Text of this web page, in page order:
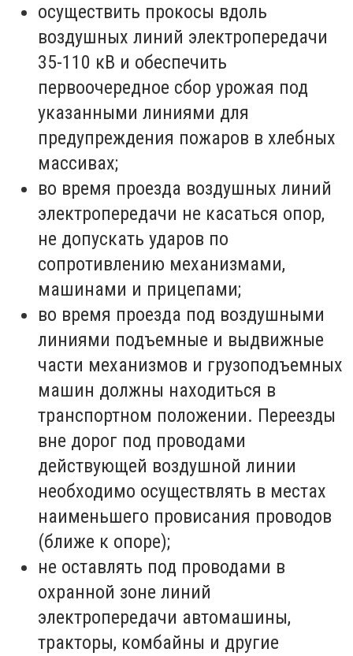
осуществить прокосы вдоль
воздушных линий электропередачи
35-110 кВ и обеспечить
первоочередное сбор урожая под
указанными линиями для
предупреждения пожаров в хлебных
массивах;
во время проезда воздушных линий
электропередачи не касаться опор,
не допускать ударов по
сопротивлению механизмами,
машинами и прицепами;
во время проезда под воздушными
линиями подъемные и выдвижные
части механизмов и грузоподъемных
машин должны находиться в
транспортном положении. Переезды
вне дорог под проводами
действующей воздушной линии
необходимо осуществлять в местах
наименьшего провисания проводов
(ближе к опоре);
не оставлять под проводами в
охранной зоне линий
электропередачи автомашины,
тракторы, комбайны и другие